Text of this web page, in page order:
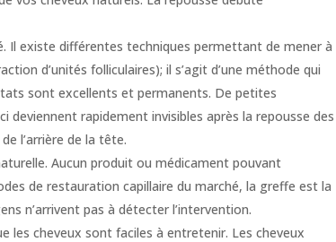
Il existe différentes techniques permettant de mener à
d’unités folliculaires); il s’agit d’une méthode qui
sont excellents et permanents. De petites
deviennent rapidement invisibles après la repousse des
l’arrière de la tête.
Aucun produit ou médicament pouvant
de restauration capillaire du marché, la greffe est la
n’arrivent pas à détecter l’intervention.
les cheveux sont faciles à entretenir. Les cheveux